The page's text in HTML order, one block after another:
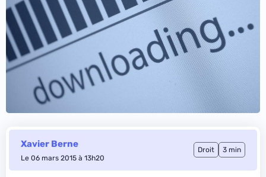
Xavier Berne
Le 06 mars 2015 à 13h20
Droit 3 min